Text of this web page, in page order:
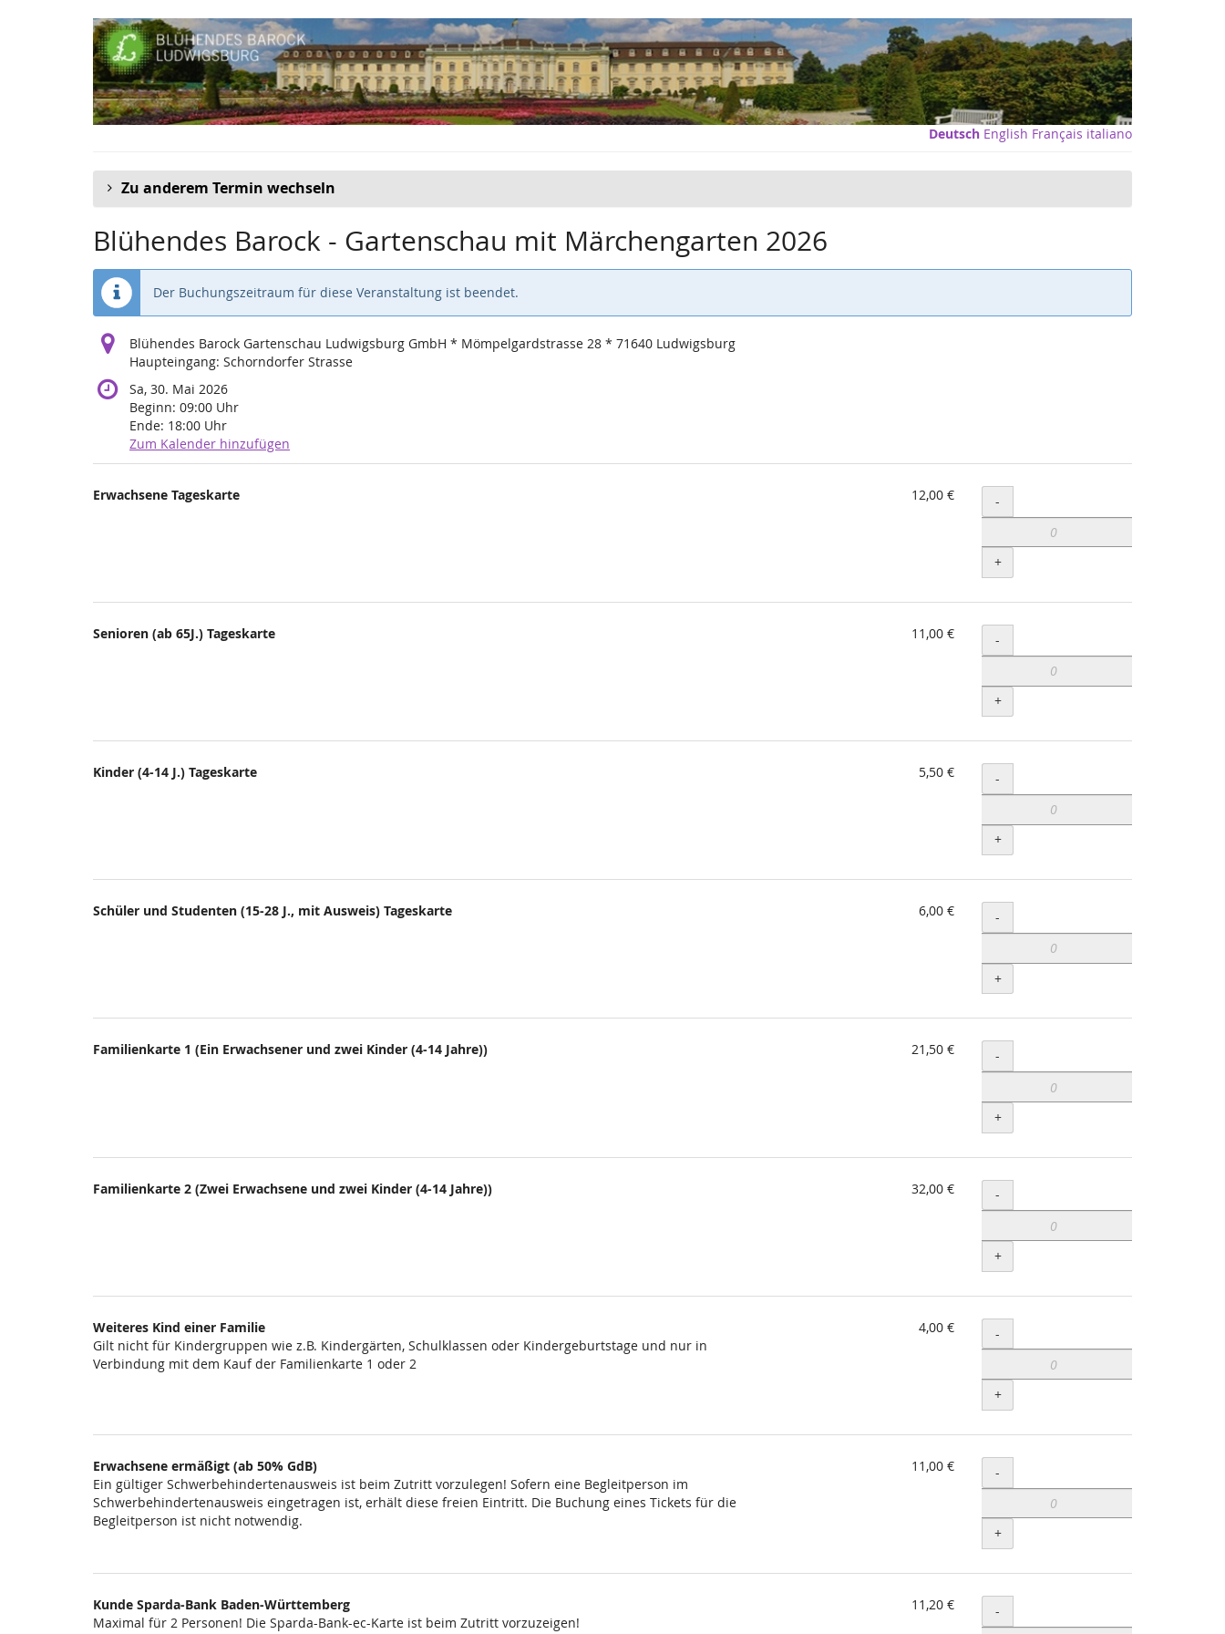
Deutsch English Français italiano
Zu anderem Termin wechseln
Blühendes Barock - Gartenschau mit Märchengarten 2026
Der Buchungszeitraum für diese Veranstaltung ist beendet.
Blühendes Barock Gartenschau Ludwigsburg GmbH * Mömpelgardstrasse 28 * 71640 Ludwigsburg
Haupteingang: Schorndorfer Strasse
Sa, 30. Mai 2026
Beginn: 09:00 Uhr
Ende: 18:00 Uhr
Zum Kalender hinzufügen
Produkte
Erwachsene Tageskarte 12,00 € Menge
-
+
Senioren (ab 65J.) Tageskarte 11,00 € Menge
-
+
Kinder (4-14 J.) Tageskarte 5,50 € Menge
-
+
Schüler und Studenten (15-28 J., mit Ausweis) Tageskarte 6,00 € Menge
-
+
Familienkarte 1 (Ein Erwachsener und zwei Kinder (4-14 Jahre)) 21,50 € Menge
-
+
Familienkarte 2 (Zwei Erwachsene und zwei Kinder (4-14 Jahre)) 32,00 € Menge
-
+
Weiteres Kind einer Familie
Gilt nicht für Kindergruppen wie z.B. Kindergärten, Schulklassen oder Kindergeburtstage und nur in
Verbindung mit dem Kauf der Familienkarte 1 oder 2
4,00 € Menge
-
+
Erwachsene ermäßigt (ab 50% GdB)
Ein gültiger Schwerbehindertenausweis ist beim Zutritt vorzulegen! Sofern eine Begleitperson im
Schwerbehindertenausweis eingetragen ist, erhält diese freien Eintritt. Die Buchung eines Tickets für die
Begleitperson ist nicht notwendig.
11,00 € Menge
-
+
Kunde Sparda-Bank Baden-Württemberg
Maximal für 2 Personen! Die Sparda-Bank-ec-Karte ist beim Zutritt vorzuzeigen!
11,20 € Menge
-